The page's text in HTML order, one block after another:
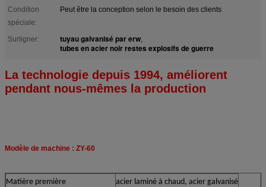
Condition
spéciale:
Peut être la conception selon le besoin des clients
Surligner: tuyau galvanisé par erw,
tubes en acier noir restes explosifs de guerre
La technologie depuis 1994, améliorent
pendant nous-mêmes la production
Modèle de machine : ZY-60
Matière première
acier laminé à chaud, acier galvanisé